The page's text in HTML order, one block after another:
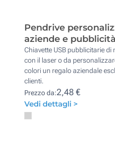
Pendrive
aziende e
Chiavette USB pubblicitarie di
con il laser o da
colori un regalo aziendale
clienti.
Prezzo da:2,48 €
Vedi dettagli >